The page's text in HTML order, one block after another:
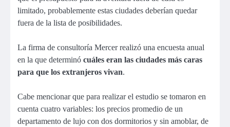
limitado, probablemente estas ciudades deberían quedar
fuera de la lista de posibilidades.
La firma de consultoría Mercer realizó una encuesta anual
en la que determinó cuáles eran las ciudades más caras
para que los extranjeros vivan.
Cabe mencionar que para realizar el estudio se tomaron en
cuenta cuatro variables: los precios promedio de un
departamento de lujo con dos dormitorios y sin amoblar, de